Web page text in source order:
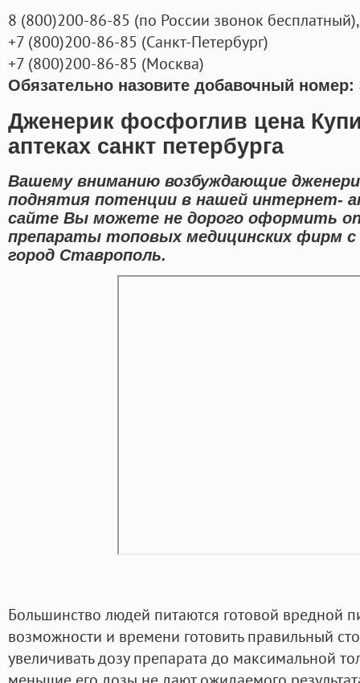
8 (800)200-86-85 (по России звонок бесплатный),
+7 (800)200-86-85 (Санкт-Петербург)
+7 (800)200-86-85 (Москва)
Обязательно назовите добавочный номер:
Дженерик фосфоглив цена
аптеках санкт петербурга
Вашему вниманию возбуждающие
поднятия потенции в нашей интернет-
сайте Вы можете не дорого оформить
препараты топовых медицинских фирм с
город Ставрополь.
Большинство людей питаются готовой вредной
возможности и времени готовить правильный
увеличивать дозу препарата до максимальной